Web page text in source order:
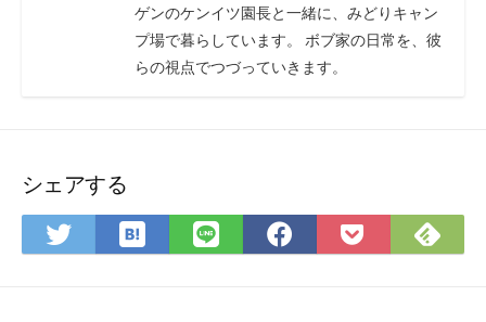
ゲンのケンイツ園長と一緒に、みどりキャン
プ場で暮らしています。 ボブ家の日常を、彼
らの視点でつづっていきます。
シェアする
Twitter
で
は
て
LINE
で
Facebook
で
Pocket
に
で